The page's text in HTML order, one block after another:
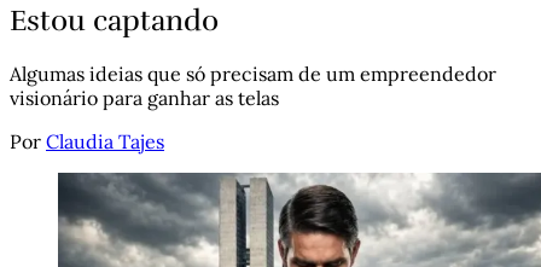
Estou captando
Algumas ideias que só precisam de um empreendedor
visionário para ganhar as telas
Por Claudia Tajes